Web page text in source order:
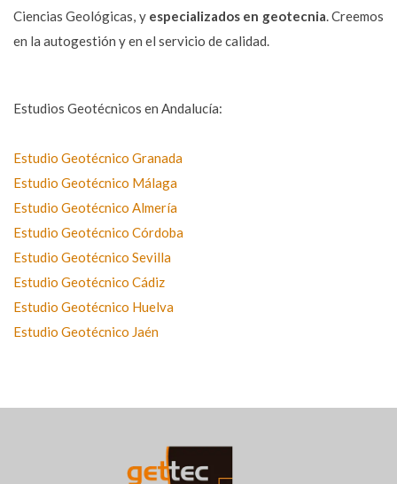
Ciencias Geológicas, y especializados en geotecnia. Creemos
en la autogestión y en el servicio de calidad.
Estudios Geotécnicos en Andalucía:
Estudio Geotécnico Granada
Estudio Geotécnico Málaga
Estudio Geotécnico Almería
Estudio Geotécnico Córdoba
Estudio Geotécnico Sevilla
Estudio Geotécnico Cádiz
Estudio Geotécnico Huelva
Estudio Geotécnico Jaén